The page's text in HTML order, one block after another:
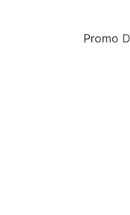
Promo Diskon